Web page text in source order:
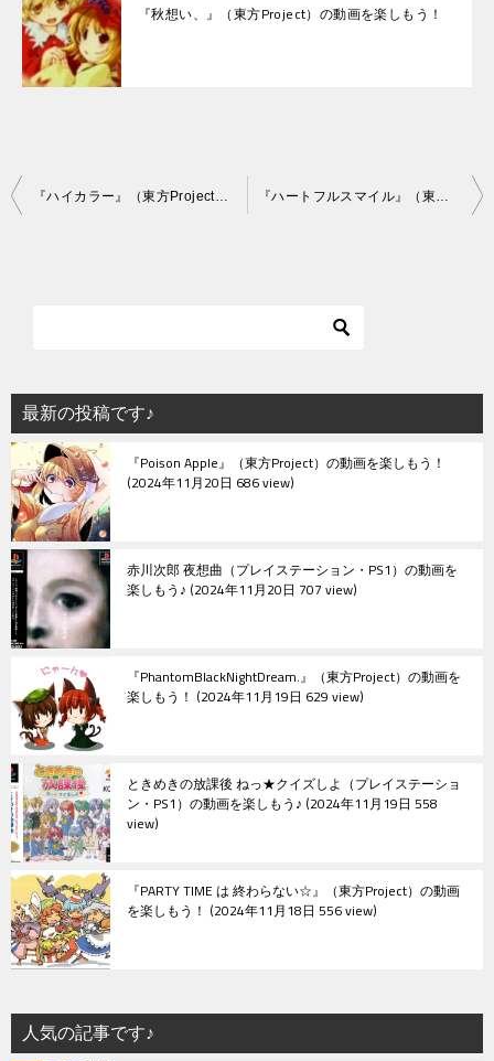
『秋想い、』（東方Project）の動画を楽しもう！
投
シ
ョ
ン
『ハイカラー』（東方Project）の動画を楽しもう！ 『ハートフルスマイル』（東方Project）の動画を楽しもう！
最新の投稿です♪
『Poison Apple』（東方Project）の動画を楽しもう！
2024年11月20日 686 view
赤川次郎 夜想曲（プレイステーション・PS1）の動画を
楽しもう♪ 2024年11月20日 707 view
『PhantomBlackNightDream.』（東方Project）の動画を
楽しもう！ 2024年11月19日 629 view
ときめきの放課後 ねっ★クイズしよ（プレイステーショ
ン・PS1）の動画を楽しもう♪ 2024年11月19日 558
view
『PARTY TIME は 終わらない☆』（東方Project）の動画
を楽しもう！ 2024年11月18日 556 view
人気の記事です♪